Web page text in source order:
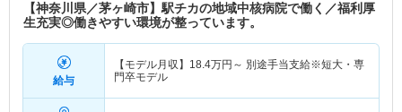
【神奈川県／茅ヶ崎市】駅チカの地域中核病院で働く／福利厚
生充実◎働きやすい環境が整っています。
給与
【モデル月収】 18.4万円～ 別途手当支給※短大・専
門卒モデル